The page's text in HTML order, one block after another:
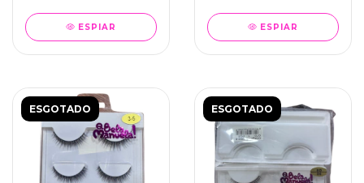
ESPIAR ESPIAR
ESGOTADO ESGOTADO